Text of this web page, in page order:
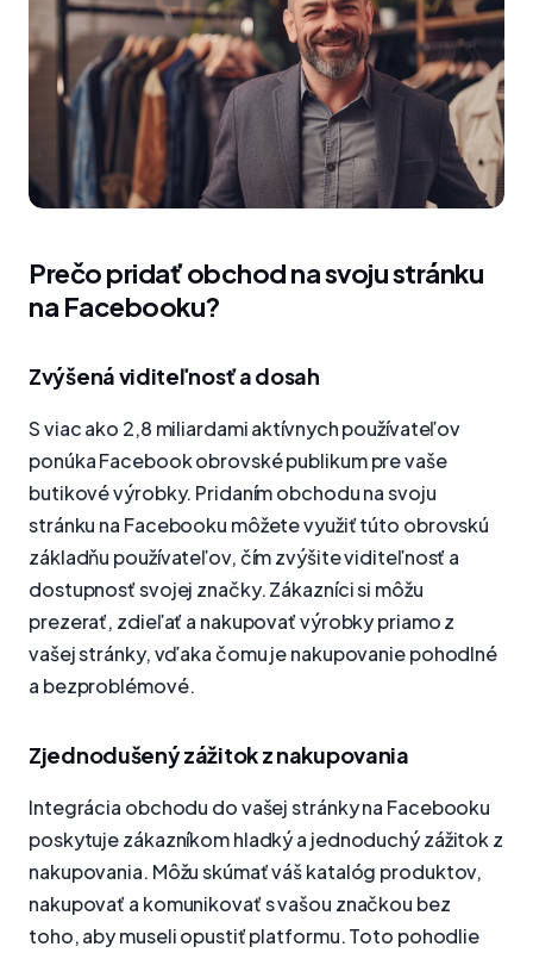
Prečo pridať obchod na svoju stránku
na Facebooku?
Zvýšená viditeľnosť a dosah
S viac ako 2,8 miliardami aktívnych používateľov
ponúka Facebook obrovské publikum pre vaše
butikové výrobky. Pridaním obchodu na svoju
stránku na Facebooku môžete využiť túto obrovskú
základňu používateľov, čím zvýšite viditeľnosť a
dostupnosť svojej značky. Zákazníci si môžu
prezerať, zdieľať a nakupovať výrobky priamo z
vašej stránky, vďaka čomu je nakupovanie pohodlné
a bezproblémové.
Zjednodušený zážitok z nakupovania
Integrácia obchodu do vašej stránky na Facebooku
poskytuje zákazníkom hladký a jednoduchý zážitok z
nakupovania. Môžu skúmať váš katalóg produktov,
nakupovať a komunikovať s vašou značkou bez
toho, aby museli opustiť platformu. Toto pohodlie